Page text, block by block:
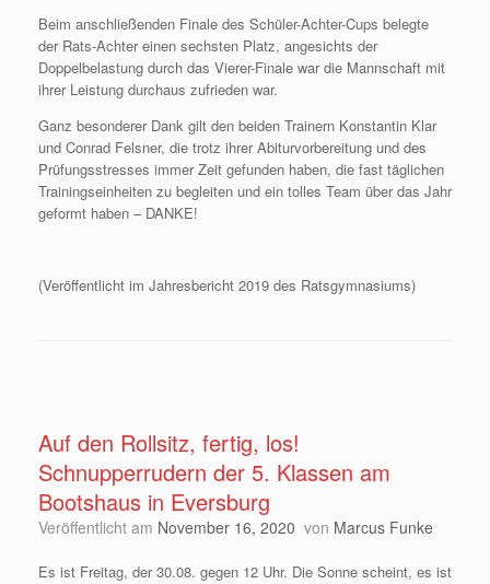
Beim anschließenden Finale des Schüler-Achter-Cups belegte
der Rats-Achter einen sechsten Platz, angesichts der
Doppelbelastung durch das Vierer-Finale war die Mannschaft mit
ihrer Leistung durchaus zufrieden war.
Ganz besonderer Dank gilt den beiden Trainern Konstantin Klar
und Conrad Felsner, die trotz ihrer Abiturvorbereitung und des
Prüfungsstresses immer Zeit gefunden haben, die fast täglichen
Trainingseinheiten zu begleiten und ein tolles Team über das Jahr
geformt haben – DANKE!
(Veröffentlicht im Jahresbericht 2019 des Ratsgymnasiums)
Auf den Rollsitz, fertig, los!
Schnupperrudern der 5. Klassen am
Bootshaus in Eversburg
Veröffentlicht am November 16, 2020 von Marcus Funke
Es ist Freitag, der 30.08. gegen 12 Uhr. Die Sonne scheint, es ist